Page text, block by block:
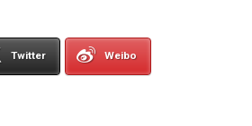
Twitter Weibo